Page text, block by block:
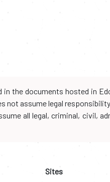
the documents hosted in
not assume legal
all legal, criminal, civil,
Sites